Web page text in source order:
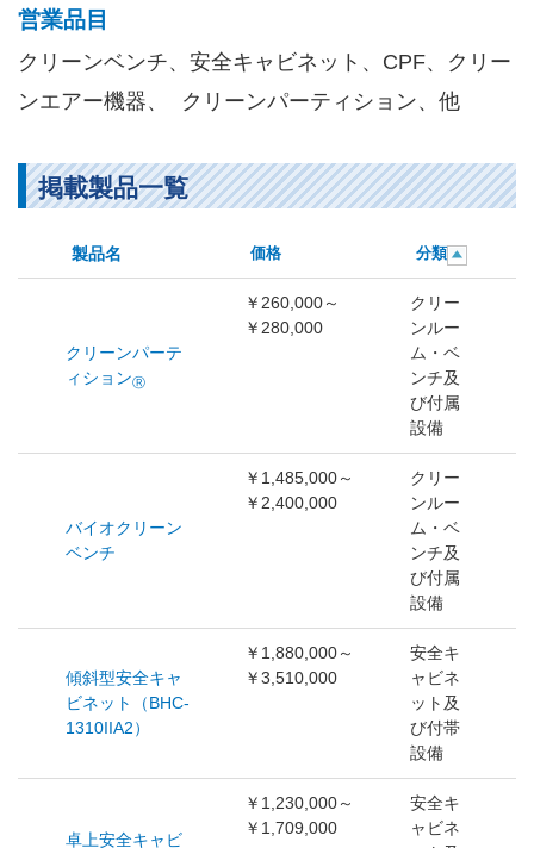
営業品目
クリーンベンチ、安全キャビネット、CPF、クリー
ンエアー機器、 クリーンパーティション、他
掲載製品一覧
製品名 価格 分類
クリーンパーテ
ィションⓇ
￥260,000～
￥280,000
クリー
ンルー
ム・ベ
ンチ及
び付属
設備
バイオクリーン
ベンチ
￥1,485,000～
￥2,400,000
クリー
ンルー
ム・ベ
ンチ及
び付属
設備
傾斜型安全キャ
ビネット（BHC-
1310IIA2）
￥1,880,000～
￥3,510,000
安全キ
ャビネ
ット及
び付帯
設備
卓上安全キャビ
￥1,230,000～
￥1,709,000
安全キ
ャビネ